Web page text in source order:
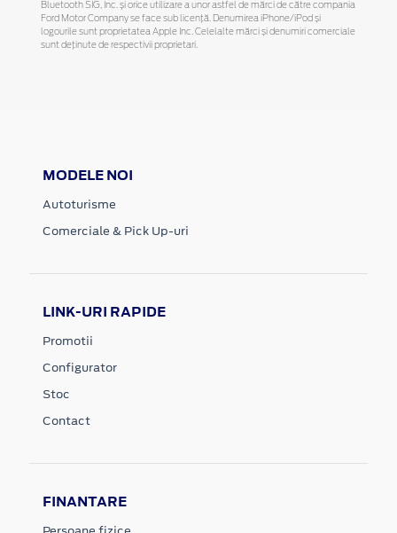
Bluetooth SIG, Inc. și orice utilizare a unor astfel de mărci de către compania
Ford Motor Company se face sub licență. Denumirea iPhone/iPod și
logourile sunt proprietatea Apple Inc. Celelalte mărci și denumiri comerciale
sunt deținute de respectivii proprietari.
MODELE NOI
Autoturisme
Comerciale & Pick Up-uri
LINK-URI RAPIDE
Promotii
Configurator
Stoc
Contact
FINANTARE